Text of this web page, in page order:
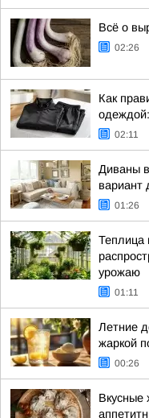
Всё о
02:26
Как
02:11
Диваны
вариант
01:26
Теплица
урожаю
01:11
Летние
жаркой
00:26
Вкусные